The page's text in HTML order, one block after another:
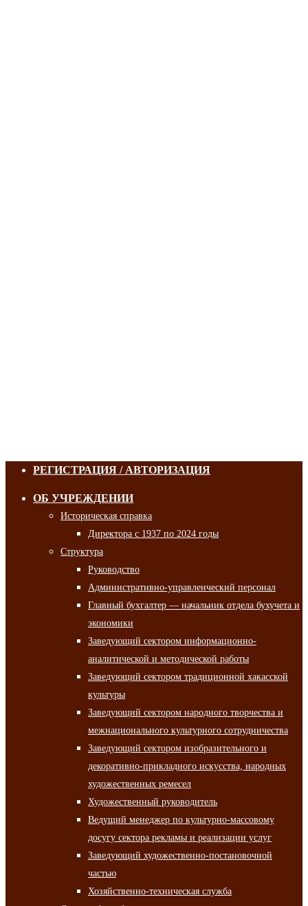
РЕГИСТРАЦИЯ / АВТОРИЗАЦИЯ
ОБ УЧРЕЖДЕНИИ
Историческая справка
Директора с 1937 по 2024 годы
Структура
Руководство
Административно-управленческий персонал
Главный бухгалтер — начальник отдела бухучета и
экономики
Заведующий сектором информационно-
аналитической и методической работы
Заведующий сектором традиционной хакасской
культуры
Заведующий сектором народного творчества и
межнационального культурного сотрудничества
Заведующий сектором изобразительного и
декоративно-прикладного искусства, народных
художественных ремесел
Художественный руководитель
Ведущий менеджер по культурно-массовому
досугу сектора рекламы и реализации услуг
Заведующий художественно-постановочной
частью
Хозяйственно-техническая служба